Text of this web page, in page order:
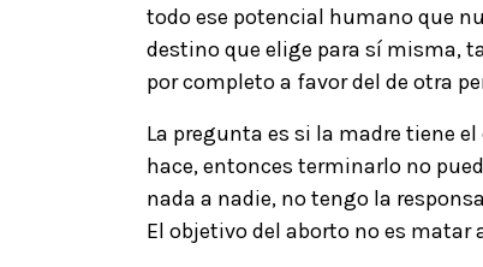
todo ese potencial humano que
destino que elige para sí misma,
por completo a favor del de otra
La pregunta es si la madre tiene
hace, entonces terminarlo no
nada a nadie, no tengo la
El objetivo del aborto no es